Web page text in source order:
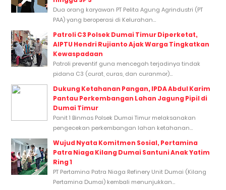
Dua orang karyawan PT Pelita Agung Agrindustri (PT
PAA) yang beroperasi di Kelurahan...
Patroli C3 Polsek Dumai Timur Diperketat,
AIPTU Hendri Rujianto Ajak Warga Tingkatkan
Kewaspadaan
Patroli preventif guna mencegah terjadinya tindak
pidana C3 (curat, curas, dan curanmor)...
Dukung Ketahanan Pangan, IPDA Abdul Karim
Pantau Perkembangan Lahan Jagung Pipil di
Dumai Timur
Panit 1 Binmas Polsek Dumai Timur melaksanakan
pengecekan perkembangan lahan ketahanan...
Wujud Nyata Komitmen Sosial, Pertamina
Patra Niaga Kilang Dumai Santuni Anak Yatim
Ring 1
PT Pertamina Patra Niaga Refinery Unit Dumai (Kilang
Pertamina Dumai) kembali menunjukkan...